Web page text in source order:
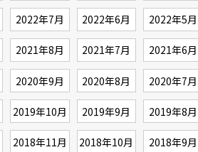
2022年7月 2022年6月 2022年5月
2021年8月 2021年7月 2021年6月
2020年9月 2020年8月 2020年7月
2019年10月 2019年9月 2019年8月
2018年11月 2018年10月 2018年9月